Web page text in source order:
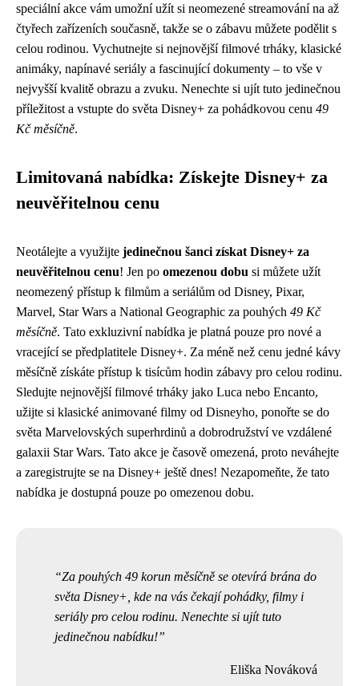
speciální akce vám umožní užít si neomezené streamování na až
čtyřech zařízeních současně, takže se o zábavu můžete podělit s
celou rodinou. Vychutnejte si nejnovější filmové trháky, klasické
animáky, napínavé seriály a fascinující dokumenty – to vše v
nejvyšší kvalitě obrazu a zvuku. Nenechte si ujít tuto jedinečnou
příležitost a vstupte do světa Disney+ za pohádkovou cenu 49
Kč měsíčně.
Limitovaná nabídka: Získejte Disney+ za
neuvěřitelnou cenu
Neotálejte a využijte jedinečnou šanci získat Disney+ za
neuvěřitelnou cenu! Jen po omezenou dobu si můžete užít
neomezený přístup k filmům a seriálům od Disney, Pixar,
Marvel, Star Wars a National Geographic za pouhých 49 Kč
měsíčně. Tato exkluzivní nabídka je platná pouze pro nové a
vracející se předplatitele Disney+. Za méně než cenu jedné kávy
měsíčně získáte přístup k tisícům hodin zábavy pro celou rodinu.
Sledujte nejnovější filmové trháky jako Luca nebo Encanto,
užijte si klasické animované filmy od Disneyho, ponořte se do
světa Marvelovských superhrdinů a dobrodružství ve vzdálené
galaxii Star Wars. Tato akce je časově omezená, proto neváhejte
a zaregistrujte se na Disney+ ještě dnes! Nezapomeňte, že tato
nabídka je dostupná pouze po omezenou dobu.
Za pouhých 49 korun měsíčně se otevírá brána do
světa Disney+, kde na vás čekají pohádky, filmy i
seriály pro celou rodinu. Nenechte si ujít tuto
jedinečnou nabídku!
Eliška Nováková